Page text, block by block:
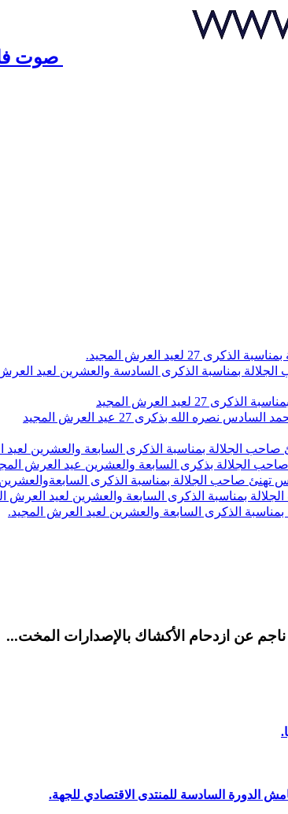
صوت
العرش المجيد.
الجلالة بمناسبة الذكرى السادسة والعشرين لعيد
العرش المجيد
الله بذكرى 27 عيد العرش المجيد
الجلالة بمناسبة الذكرى السابعة والعشرين لعيد
صاحب الجلالة بذكرى السابعة والعشرين عيد العرش
تهنئ صاحب الجلالة بمناسبة الذكرى
بمناسبة الذكرى السابعة والعشرين لعيد العرش
الذكرى السابعة والعشرين لعيد العرش المجيد.
ناجم عن ازدحام الأكشاك بالإصدارات المخت...
الدورة السادسة للمنتدى الاقتصادي للجهة.